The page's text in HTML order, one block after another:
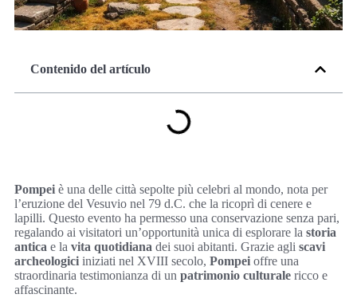
Contenido del artículo
Pompei è una delle città sepolte più celebri al mondo, nota per
l’eruzione del Vesuvio nel 79 d.C. che la ricoprì di cenere e
lapilli. Questo evento ha permesso una conservazione senza pari,
regalando ai visitatori un’opportunità unica di esplorare la storia
antica e la vita quotidiana dei suoi abitanti. Grazie agli scavi
archeologici iniziati nel XVIII secolo, Pompei offre una
straordinaria testimonianza di un patrimonio culturale ricco e
affascinante.